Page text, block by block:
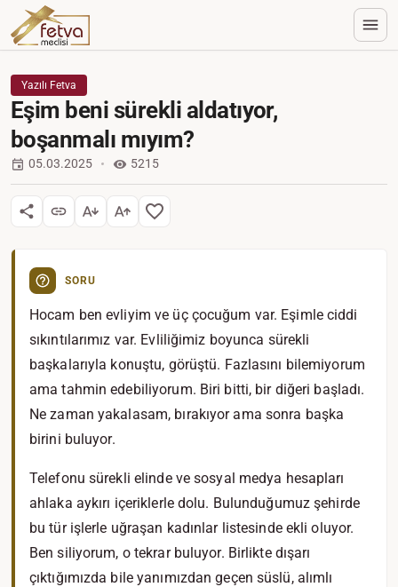
Yazılı Fetva
Eşim beni sürekli aldatıyor,
boşanmalı mıyım?
05.03.2025 5215
SORU
Hocam ben evliyim ve üç çocuğum var. Eşimle ciddi
sıkıntılarımız var. Evliliğimiz boyunca sürekli
başkalarıyla konuştu, görüştü. Fazlasını bilemiyorum
ama tahmin edebiliyorum. Biri bitti, bir diğeri başladı.
Ne zaman yakalasam, bırakıyor ama sonra başka
birini buluyor.
Telefonu sürekli elinde ve sosyal medya hesapları
ahlaka aykırı içeriklerle dolu. Bulunduğumuz şehirde
bu tür işlerle uğraşan kadınlar listesinde ekli oluyor.
Ben siliyorum, o tekrar buluyor. Birlikte dışarı
çıktığımızda bile yanımızdan geçen süslü, alımlı